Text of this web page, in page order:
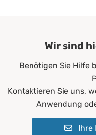
Füllgewicht:
Geeignet für:
Wir sind
Benötigen Sie Hilfe
Kontaktieren Sie uns,
Anwendung
Ihre